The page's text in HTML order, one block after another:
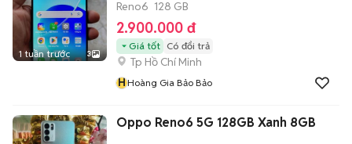
1 tuần trước 3
Reno6 128 GB
2.900.000 đ
Giá tốt Có đổi trả
Tp Hồ Chí Minh
HHoàng Gia Bảo Bảo
Oppo Reno6 5G 128GB Xanh 8GB